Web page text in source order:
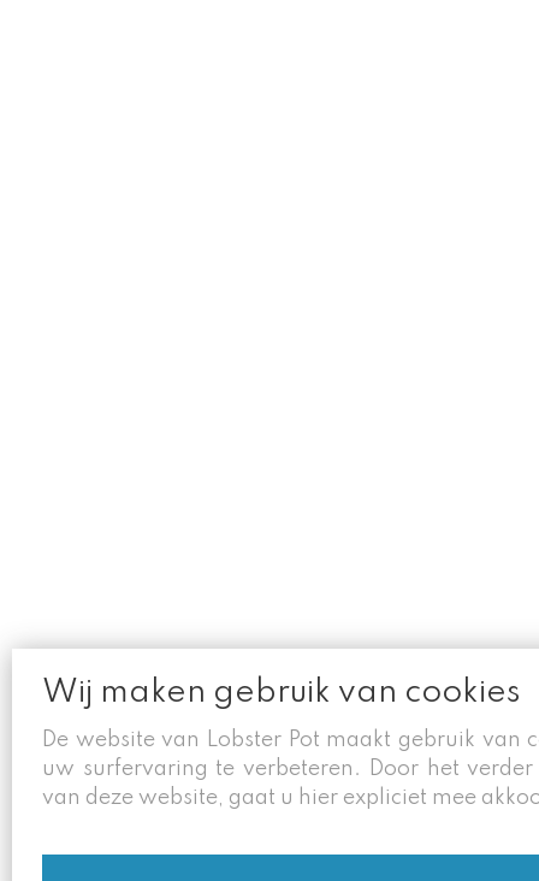
Wij maken gebruik van cookies
De website van Lobster Pot maakt gebruik van
uw surfervaring te verbeteren. Door het verder
van deze website, gaat u hier expliciet mee